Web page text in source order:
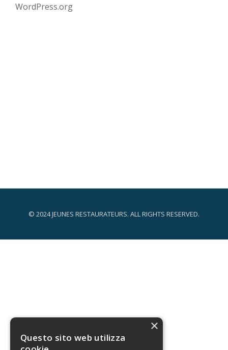
WordPress.org
© 2024 JEUNES RESTAURATEURS. ALL RIGHTS RESERVED.
×
Questo sito web utilizza